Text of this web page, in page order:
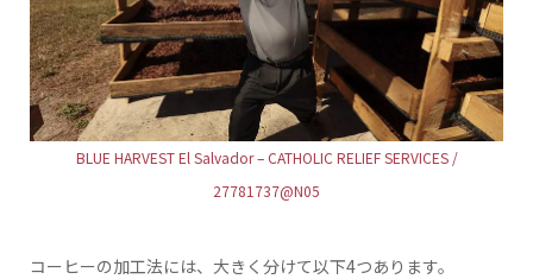
BLUE HARVEST El Salvador – CATHOLIC RELIEF SERVICES /
27781737@N05
コーヒーの加工法には、大きく分けて以下4つあります。